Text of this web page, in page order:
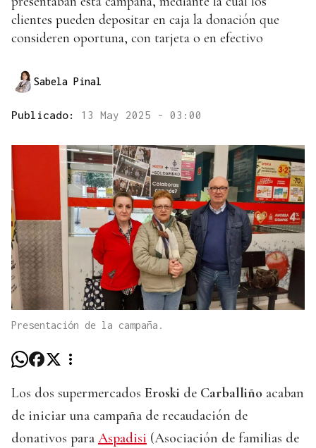
clientes pueden depositar en caja la donación que
consideren oportuna, con tarjeta o en efectivo
Sabela Pinal
Publicado: 13 May 2025 - 03:00
Presentación de la campaña.
Los dos supermercados Eroski de Carballiño acaban
de iniciar una campaña de recaudación de
donativos para Aspadisi (Asociación de familias de